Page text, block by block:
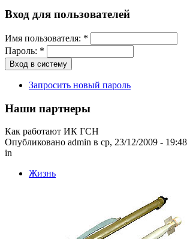
Вход для пользователей
Имя пользователя: *
Пароль: *
Запросить новый пароль
Наши партнеры
Как работают ИК ГСН
Опубликовано admin в ср, 23/12/2009 - 19:48
in
Жизнь